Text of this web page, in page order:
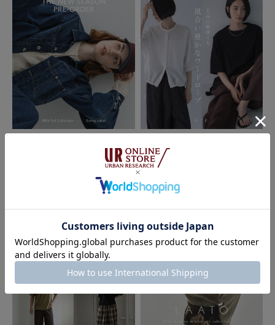
2026.6.29
ボーダーカットソー
色：OFF×BLUE サイズ：Free
no name
年代:50代 足のサイズ:23cm お子様の身長:
140cm～
性別: 女性 156～160cm 体型:
ふつう
シーン:プライベート
使いやすさ
:やや良い
にも合う短い丈なので選びました。生地も薄めでゴワゴワしにくそうで着や
参考になった 0
2026.6.22
色：OFF×BLUE/サイズ：Free
no name
The New Season Pre-Order｜2026
かぐれ
上品に着映える 風合い豊かなワード